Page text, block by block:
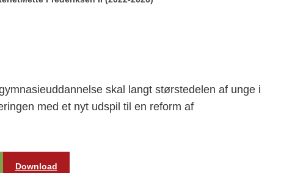
skal langt størstedelen af unge i
med et nyt udspil til en reform af
Download